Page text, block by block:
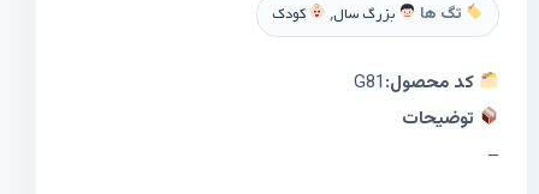
تگ ها
بزرگ سال, کودک
کد محصول:G81
توضیحات
–